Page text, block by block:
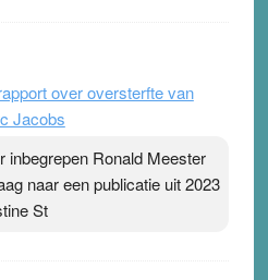
over oversterfte van
Jacobs
inbegrepen Ronald Meester
naar een publicatie uit 2023
St